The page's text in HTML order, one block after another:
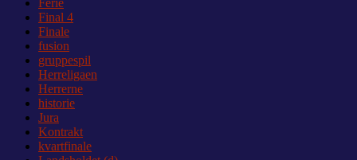
Final 4
Finale
fusion
gruppespil
Herreligaen
Herrerne
historie
Jura
Kontrakt
kvartfinale